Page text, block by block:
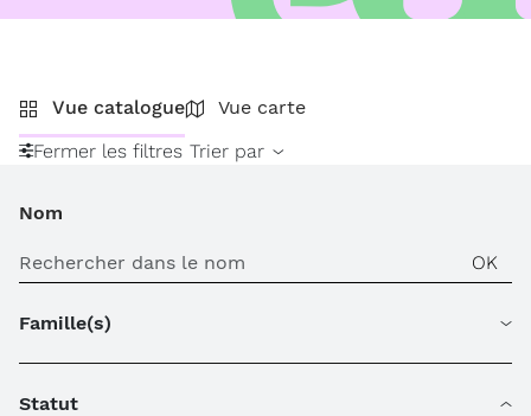
Vue catalogue
Vue carte
Fermer les filtres Trier par
Nom
Famille(s)
Statut